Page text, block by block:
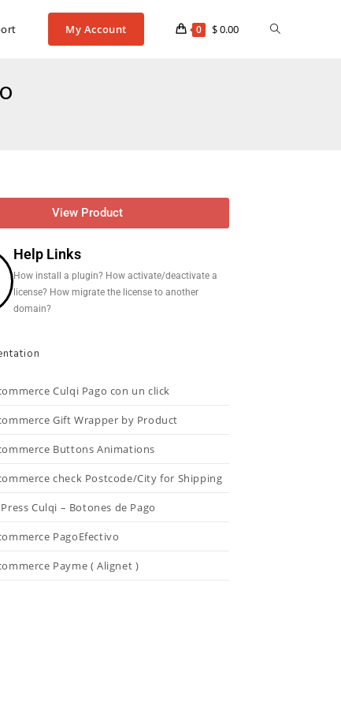
My Account 0 $0.00
View Product
Help Links
How install a plugin? How activate/deactivate a
license? How migrate the license to another
domain?
Culqi Pago con un click
Gift Wrapper by Product
Buttons Animations
check Postcode/City for Shipping
Culqi – Botones de Pago
PagoEfectivo
Payme ( Alignet )